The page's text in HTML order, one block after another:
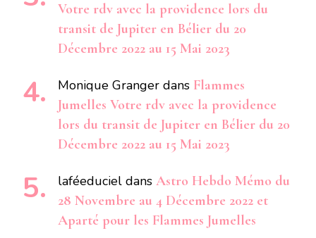
Votre rdv avec la providence lors du
transit de Jupiter en Bélier du 20
Décembre 2022 au 15 Mai 2023
Monique Granger dans Flammes
Jumelles Votre rdv avec la providence
lors du transit de Jupiter en Bélier du 20
Décembre 2022 au 15 Mai 2023
laféeduciel dans Astro Hebdo Mémo du
28 Novembre au 4 Décembre 2022 et
Aparté pour les Flammes Jumelles